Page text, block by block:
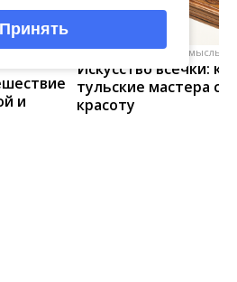
и
04 Июл народные промыслы,
Искусство всечки: как
тульские мастера
красоту
Принять